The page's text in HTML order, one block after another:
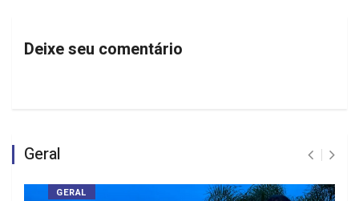
Deixe seu comentário
Geral
GERAL